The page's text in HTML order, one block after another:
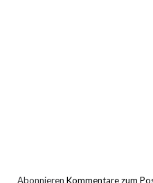
Abonnieren Kommentare zum